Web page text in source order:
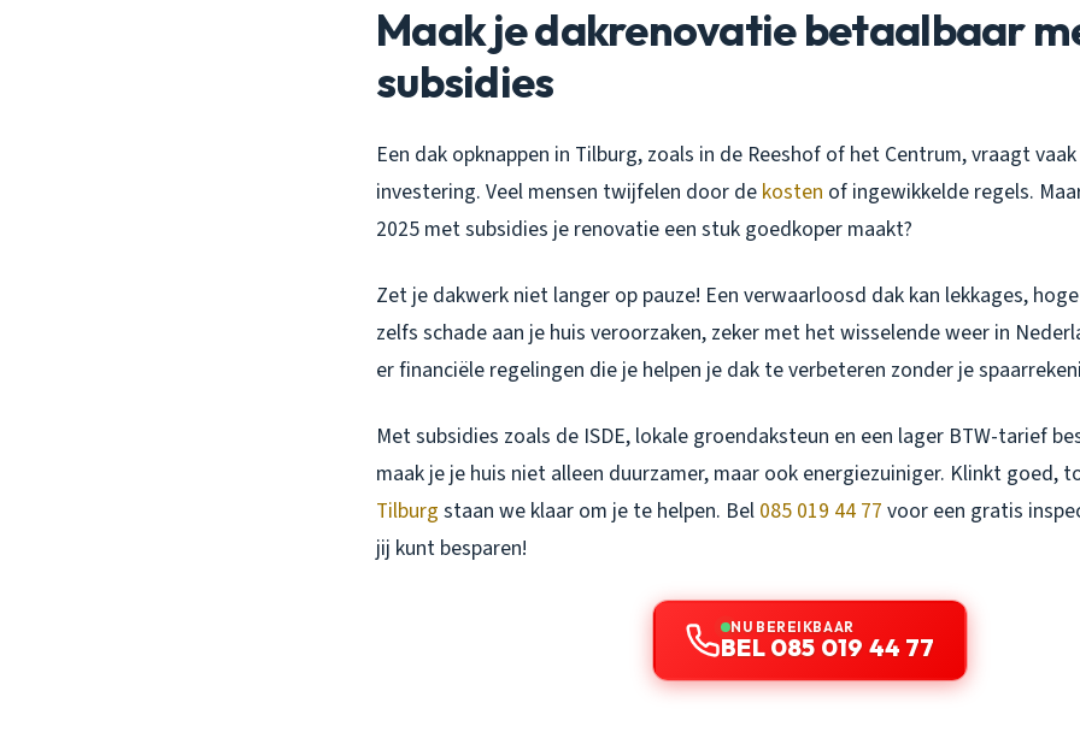
Maak je dakrenovatie betaalbaar
subsidies
Een dak opknappen in Tilburg, zoals in de Reeshof of het Centrum, vraagt
investering. Veel mensen twijfelen door de kosten of ingewikkelde regels.
2025 met subsidies je renovatie een stuk goedkoper maakt?
Zet je dakwerk niet langer op pauze! Een verwaarloosd dak kan lekkages,
zelfs schade aan je huis veroorzaken, zeker met het wisselende weer in
er financiële regelingen die je helpen je dak te verbeteren zonder je
Met subsidies zoals de ISDE, lokale groendaksteun en een lager BTW-tarief
maak je je huis niet alleen duurzamer, maar ook energiezuiniger. Klinkt goed,
Tilburg staan we klaar om je te helpen. Bel 085 019 44 77 voor een gratis
jij kunt besparen!
NU BEREIKBAAR
BEL 085 019 44 77